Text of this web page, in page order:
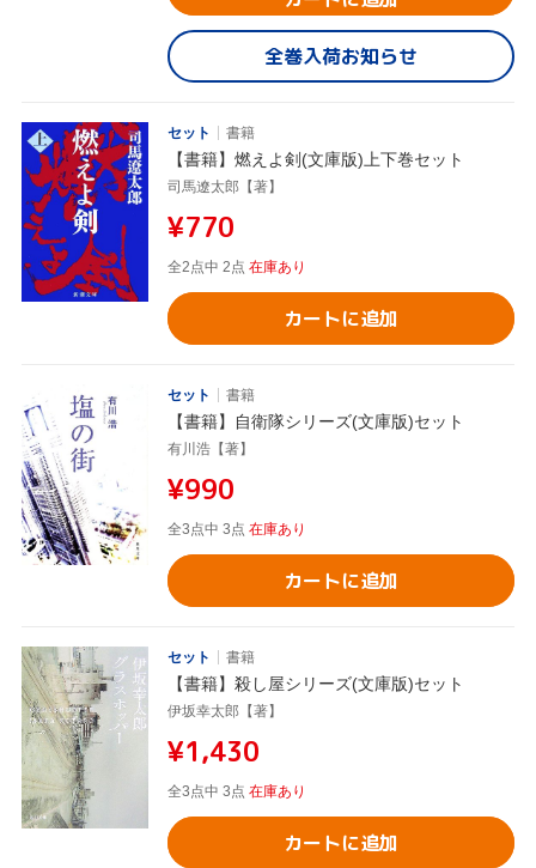
全巻入荷お知らせ
セット 書籍
【書籍】燃えよ剣(文庫版)上下巻セット
司馬遼太郎【著】
¥770
全2点中 2点 在庫あり
カートに追加
セット 書籍
【書籍】自衛隊シリーズ(文庫版)セット
有川浩【著】
¥990
全3点中 3点 在庫あり
カートに追加
セット 書籍
【書籍】殺し屋シリーズ(文庫版)セット
伊坂幸太郎【著】
¥1,430
全3点中 3点 在庫あり
カートに追加